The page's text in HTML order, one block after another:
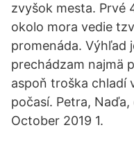
zvyšok mesta. Prvé
okolo mora vedie
promenáda. Výhľad
prechádzam najmä
aspoň troška chladí
počasí. Petra, Naďa,
October 2019 1.